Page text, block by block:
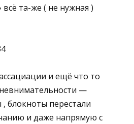
та-же ( не нужная )
и ещё что то
—
блокноты перестали
и даже напрямую с